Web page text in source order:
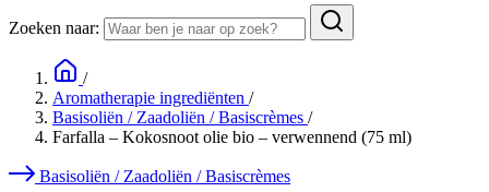
Zoeken naar:
/
Aromatherapie ingrediënten /
Basisoliën / Zaadoliën / Basiscrèmes /
Farfalla – Kokosnoot olie bio – verwennend (75 ml)
Basisoliën / Zaadoliën / Basiscrèmes